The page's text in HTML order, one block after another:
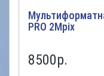
PRO 2Mpix
8500р.